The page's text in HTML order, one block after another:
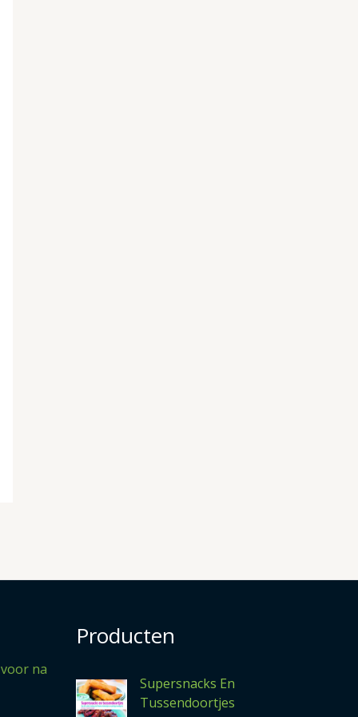
na
Producten
Supersnacks En
Tussendoortjes